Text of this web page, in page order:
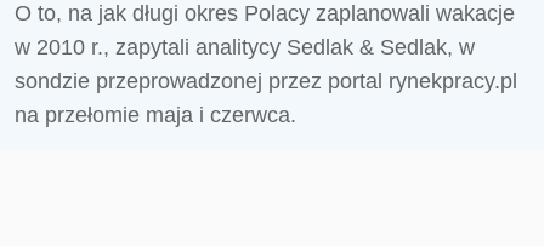
O to, na jak długi okres Polacy zaplanowali wakacje
w 2010 r., zapytali analitycy Sedlak & Sedlak, w
sondzie przeprowadzonej przez portal rynekpracy.pl
na przełomie maja i czerwca.